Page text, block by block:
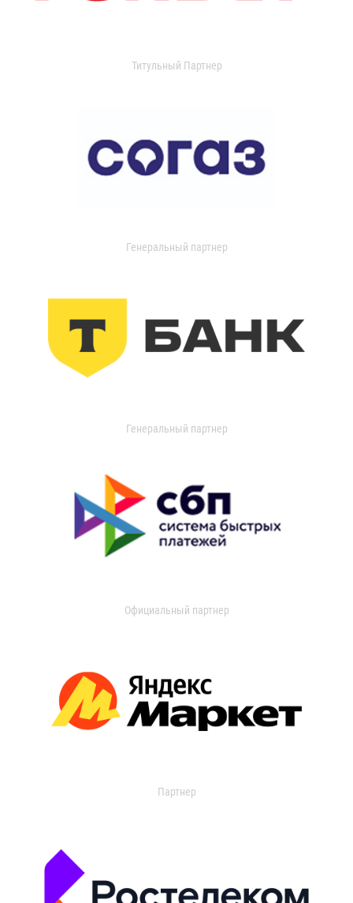
Титульный Партнер
Генеральный партнер
Генеральный партнер
Официальный партнер
Партнер